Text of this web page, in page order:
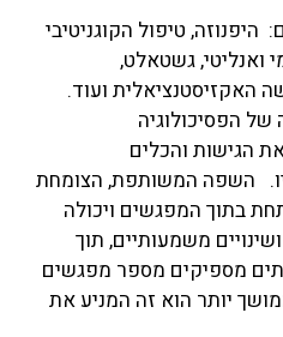
היפנוזה, טיפול הקוגניטיבי
ואנליטי, גשטאלט,
האקזיסטנציאלית ועוד.
הפסיכולוגיה
הגישות והכלים
השפה המשותפת, הצומחת
בתוך המפגשים ויכולה
משמעותיים, תוך
מספיקים מספר מפגשים
יותר הוא זה המניע את